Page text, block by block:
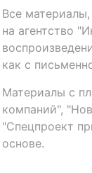
Все
на агентство
как с
Материалы с
компаний",
"Спецпроект
основе.